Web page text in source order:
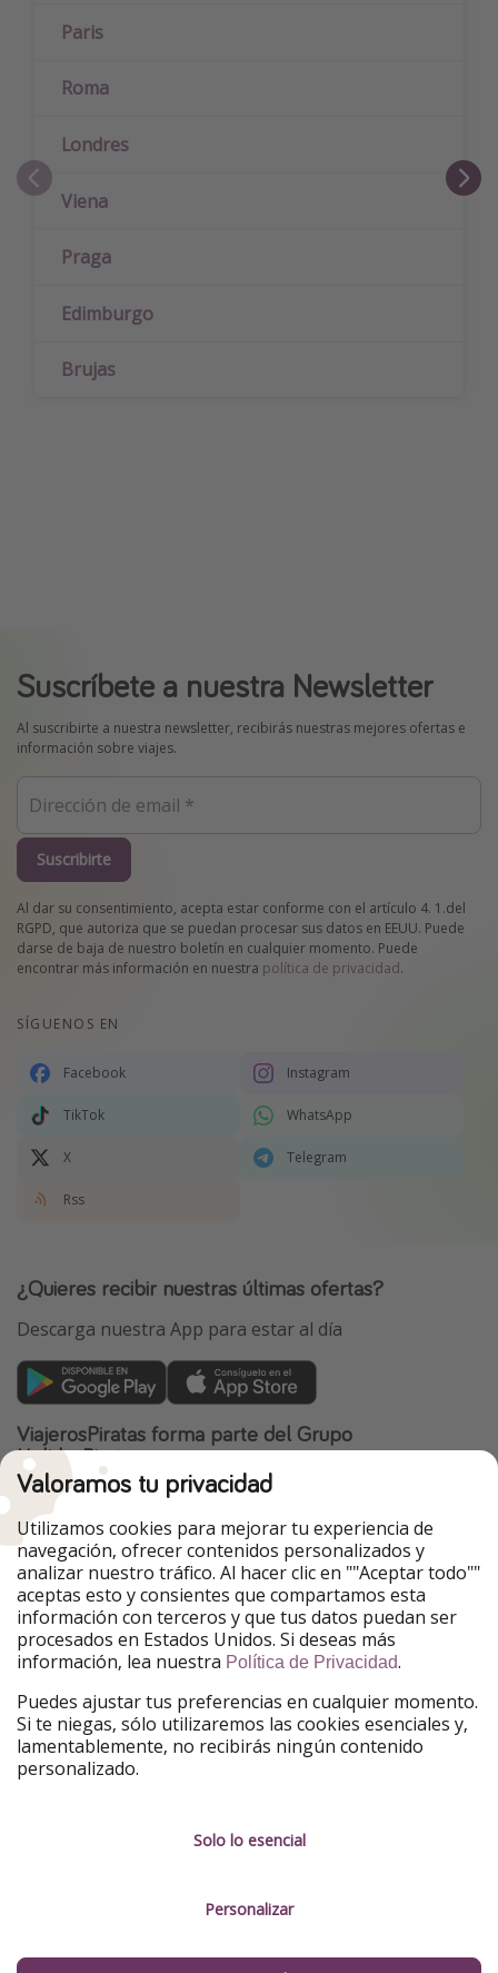
Paris
Roma
Londres
Viena
Praga
Edimburgo
Brujas
Suscríbete a nuestra Newsletter
Al suscribirte a nuestra newsletter, recibirás nuestras mejores ofertas e
información sobre viajes.
Suscribirte
Al dar su consentimiento, acepta estar conforme con el artículo 4. 1.del
RGPD, que autoriza que se puedan procesar sus datos en EEUU. Puede
darse de baja de nuestro boletín en cualquier momento. Puede
encontrar más información en nuestra política de privacidad.
SÍGUENOS EN
Facebook Instagram
TikTok WhatsApp
X Telegram
Rss
¿Quieres recibir nuestras últimas ofertas?
Descarga nuestra App para estar al día
ViajerosPiratas forma parte del Grupo
HolidayPirates
Nuestros mercados
PiratinViaggio
HolidayPirates
VakantiePiraten
WakacyjniPiraci
VoyagesPirates
Ferienpiraten
Urlaubspiraten
Urlaubspiraten
TravelPirates
Nuestro grupo
HolidayPirates Group
Conócenos mejor
Sobre ViajerosPiratas
Sostenibilidad
Información legal
Gestionar servicios
Valoramos tu privacidad
Utilizamos cookies para mejorar tu experiencia de
navegación, ofrecer contenidos personalizados y
analizar nuestro tráfico. Al hacer clic en ""Aceptar todo""
aceptas esto y consientes que compartamos esta
información con terceros y que tus datos puedan ser
procesados en Estados Unidos. Si deseas más
información, lea nuestra Política de Privacidad.
Puedes ajustar tus preferencias en cualquier momento.
Si te niegas, sólo utilizaremos las cookies esenciales y,
lamentablemente, no recibirás ningún contenido
personalizado.
Solo lo esencial
Personalizar